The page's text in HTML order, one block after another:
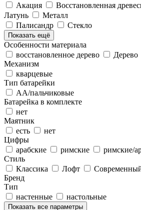
Акация
Восстановленная
Латунь
Металл
Палисандр
Стекло
Показать ещё
Особенности материала
восстановленное дерево
Дерево
Механизм
кварцевые
Тип батарейки
АА/пальчиковые
Батарейка в комплекте
нет
Маятник
есть
нет
Цифры
арабские
римские
римские/
Стиль
Классика
Лофт
Бренд
Тип
настенные
настольные
Показать все параметры